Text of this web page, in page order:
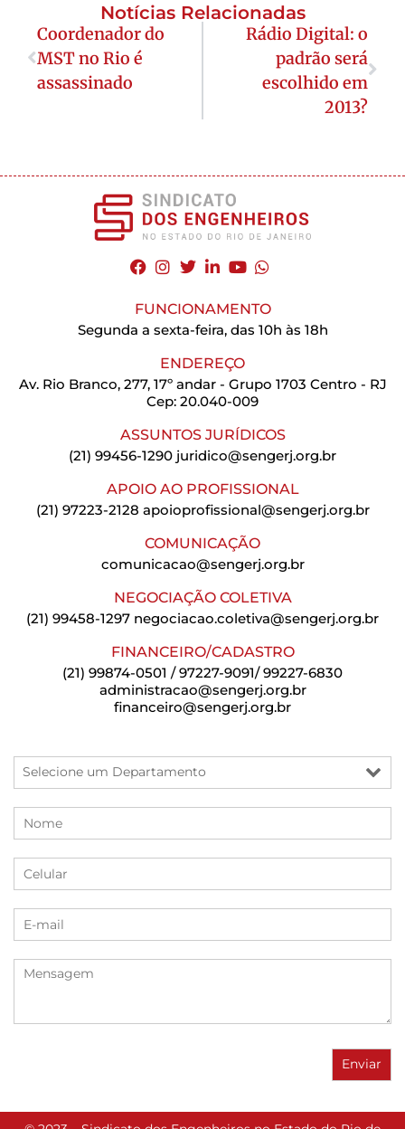
Notícias Relacionadas
Coordenador do
MST no Rio é
assassinado
Rádio Digital: o
padrão será
escolhido em
2013?
FUNCIONAMENTO
Segunda a sexta-feira, das 10h às 18h
ENDEREÇO
Av. Rio Branco, 277, 17º andar - Grupo 1703 Centro - RJ
Cep: 20.040-009
ASSUNTOS JURÍDICOS
(21) 99456-1290 juridico@sengerj.org.br
APOIO AO PROFISSIONAL
(21) 97223-2128 apoioprofissional@sengerj.org.br
COMUNICAÇÃO
comunicacao@sengerj.org.br
NEGOCIAÇÃO COLETIVA
(21) 99458-1297 negociacao.coletiva@sengerj.org.br
FINANCEIRO/CADASTRO
(21) 99874-0501 / 97227-9091/ 99227-6830
administracao@sengerj.org.br
financeiro@sengerj.org.br